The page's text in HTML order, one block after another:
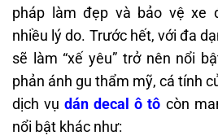
pháp làm đẹp và bảo vệ xe
nhiều lý do. Trước hết, với đa
sẽ làm “xế yêu” trở nên nổi
phản ánh gu thẩm mỹ, cá tính
dịch vụdán decal ô tô còn
nổi bật khác như: